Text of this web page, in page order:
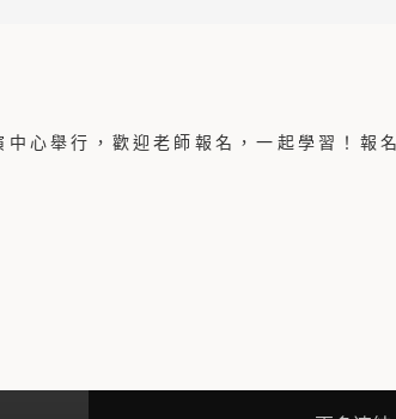
中心舉行，歡迎老師報名，一起學習！報名